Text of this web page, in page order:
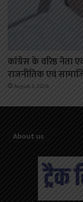
कांग्रेस के वरिष्ठ नेता
राजनीतिक एवं
August 3, 2026
About us